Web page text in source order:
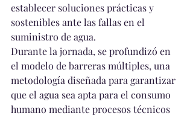
establecer soluciones prácticas y
sostenibles ante las fallas en el
suministro de agua.
Durante la jornada, se profundizó en
el modelo de barreras múltiples, una
metodología diseñada para garantizar
que el agua sea apta para el consumo
humano mediante procesos técnicos